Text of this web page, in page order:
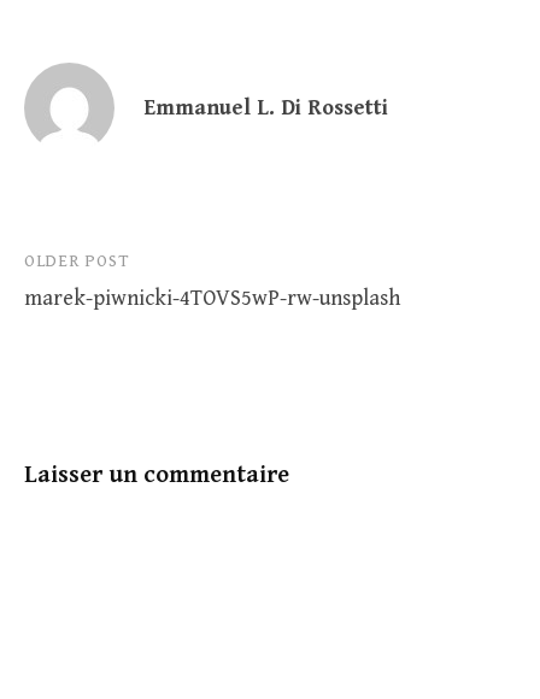
Emmanuel L. Di Rossetti
Post
navigation
OLDER POST
marek-piwnicki-4TOVS5wP-rw-unsplash
Laisser un commentaire